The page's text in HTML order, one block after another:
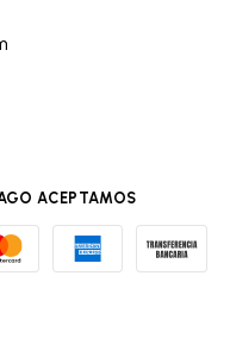
ACEPTAMOS